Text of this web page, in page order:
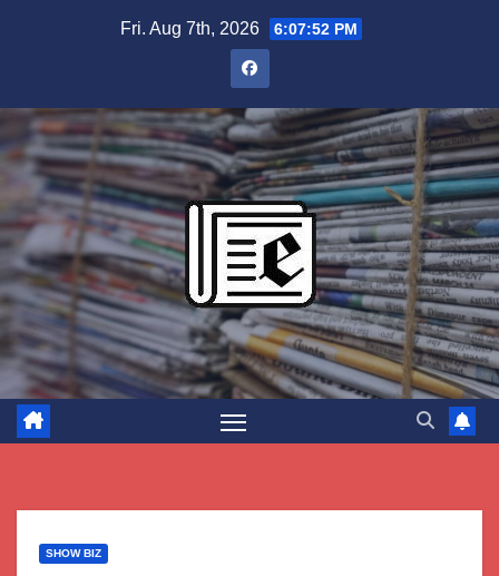
Fri. Aug 7th, 2026 6:07:53 PM
SHOW BIZ